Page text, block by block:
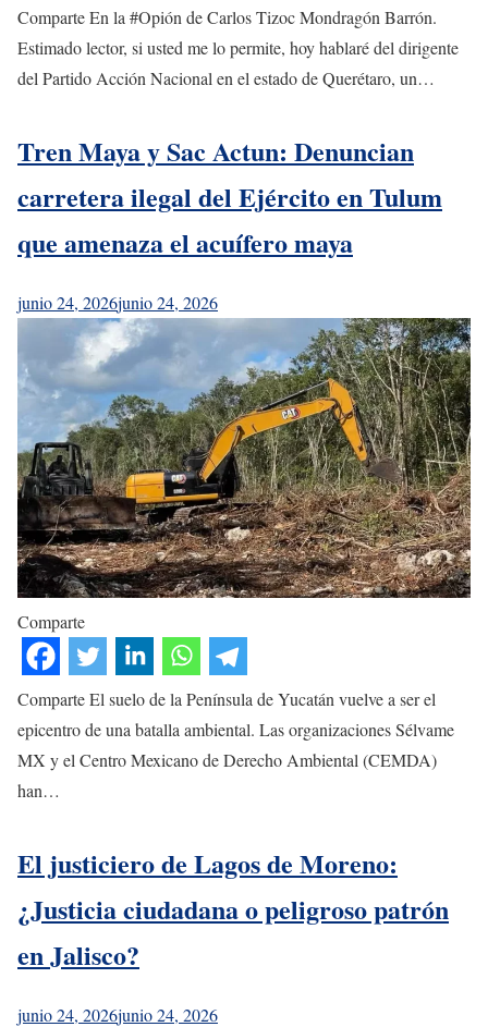
Comparte En la #Opión de Carlos Tizoc Mondragón Barrón.
Estimado lector, si usted me lo permite, hoy hablaré del dirigente
del Partido Acción Nacional en el estado de Querétaro, un…
Tren Maya y Sac Actun: Denuncian
carretera ilegal del Ejército en Tulum
que amenaza el acuífero maya
junio 24, 2026junio 24, 2026
Comparte
Comparte El suelo de la Península de Yucatán vuelve a ser el
epicentro de una batalla ambiental. Las organizaciones Sélvame
MX y el Centro Mexicano de Derecho Ambiental (CEMDA)
han…
El justiciero de Lagos de Moreno:
¿Justicia ciudadana o peligroso patrón
en Jalisco?
junio 24, 2026junio 24, 2026